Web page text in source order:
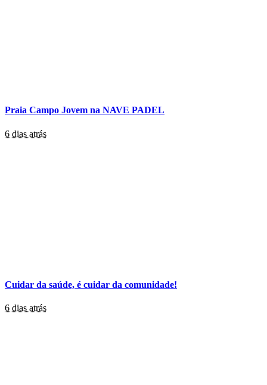
Praia Campo Jovem na NAVE PADEL
6 dias atrás
Cuidar da saúde, é cuidar da comunidade!
6 dias atrás